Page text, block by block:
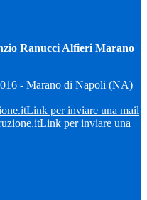
Ranucci Alfieri Marano
- Marano di Napoli (NA)
Link per inviare una mail
Link per inviare una